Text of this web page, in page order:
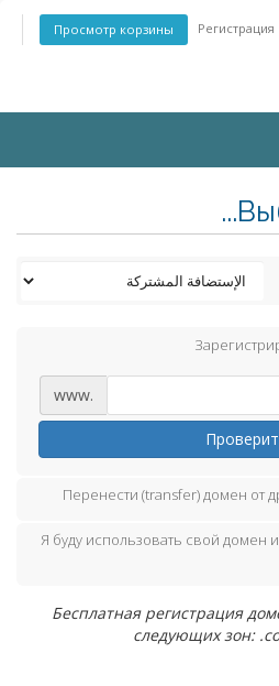
Регистрация
Просмотр корзины
www.
Перенести (transfer) домен от
Я буду использовать свой домен
Бесплатная регистрация
следующих зон: